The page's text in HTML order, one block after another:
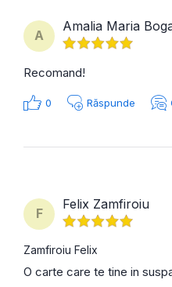
A
Amalia Maria
Recomand!
0 Răspunde
F
Felix Zamfiroiu
Zamfiroiu Felix
O carte care te tine in